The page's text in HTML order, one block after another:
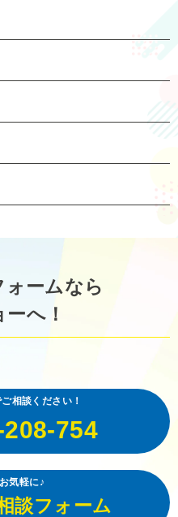
ームなら
へ！
相談ください！
754
気軽に♪
談フォーム